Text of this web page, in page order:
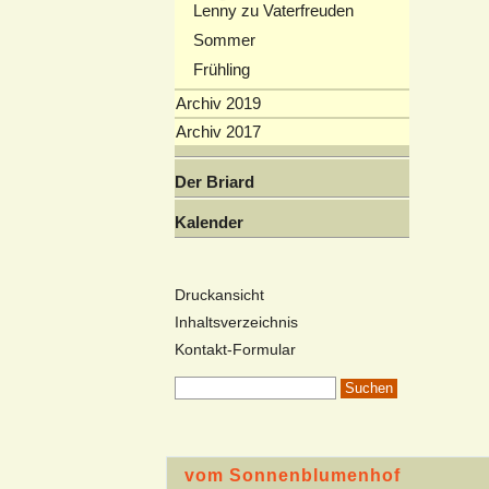
Lenny zu Vaterfreuden
Sommer
Frühling
Archiv 2019
Archiv 2017
Der Briard
Kalender
Druckansicht
Inhaltsverzeichnis
Kontakt-Formular
vom Sonnenblumenhof